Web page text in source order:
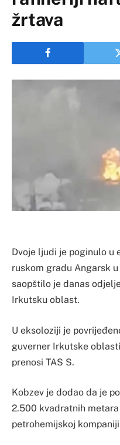
žrtava
Dvoje ljudi je poginulo u
ruskom gradu Angarsk
saopštilo je danas
Irkutsku oblast.
U eksoloziji je
guverner Irkutske
prenosi TAS S.
Kobzev je dodao da je
2.500 kvadratnih
petrohemijskoj